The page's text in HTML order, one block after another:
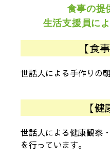
食事の提
生活支援員に
【食
世話人による手作りの
【健
世話人による健康観察
を行っています。